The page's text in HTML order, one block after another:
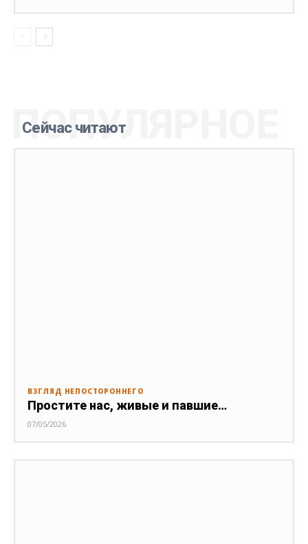
Сейчас читают
ПОПУЛЯРНОЕ
ВЗГЛЯД НЕПОСТОРОННЕГО
Простите нас, живые и павшие…
07/05/2026